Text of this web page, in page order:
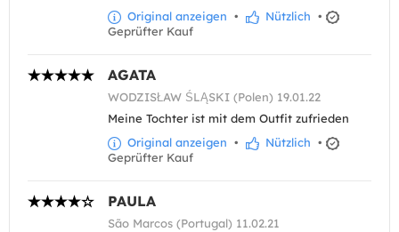
Original anzeigen • Nützlich •
Geprüfter Kauf
AGATA
WODZISŁAW ŚLĄSKI (Polen) 19.01.22
Meine Tochter ist mit dem Outfit zufrieden
Original anzeigen • Nützlich •
Geprüfter Kauf
PAULA
São Marcos (Portugal) 11.02.21